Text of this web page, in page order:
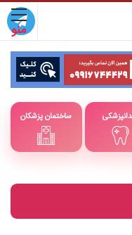
ساختمان پزشکان